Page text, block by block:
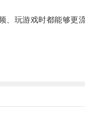
玩游戏时都能够更流